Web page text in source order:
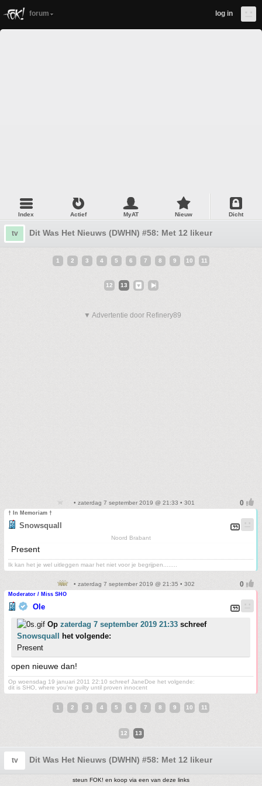
forum log in
Index Actief MyAT Nieuw Dicht
tv Dit Was Het Nieuws (DWHN) #58: Met 12 likeur
1 2 3 4 5 6 7 8 9 10 11
12 13
▼ Advertentie door Refinery89
• zaterdag 7 september 2019 @ 21:33 • 301
† In Memoriam †
Snowsquall
Noord Brabant
Present
Ik kan het je wel uitleggen maar het niet voor je begrijpen........
• zaterdag 7 september 2019 @ 21:35 • 302
Moderator / Miss SHO
Ole
Op zaterdag 7 september 2019 21:33 schreef
Snowsquall
het volgende:
Present
open nieuwe dan!
Op woensdag 19 januari 2011 22:10 schreef JaneDoe het volgende:
dit is SHO, where you're guilty until proven innocent
1 2 3 4 5 6 7 8 9 10 11
12 13
tv Dit Was Het Nieuws (DWHN) #58: Met 12 likeur
steun FOK! en koop via een van deze links